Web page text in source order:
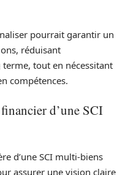
pourrait garantir un
réduisant
tout en nécessitant
compétences.
d’une SCI
d’une SCI multi-biens
assurer une vision claire